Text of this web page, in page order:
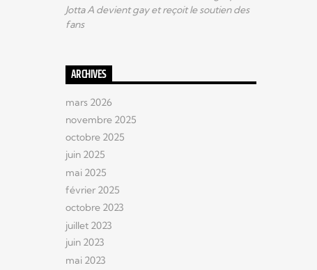
Jotta A devient gay et reçoit le soutien des
fans
ARCHIVES
mars 2026
novembre 2025
octobre 2025
juin 2025
mai 2025
février 2025
octobre 2023
juillet 2023
juin 2023
mai 2023